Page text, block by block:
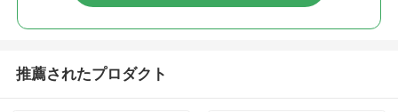
推薦されたプロダクト